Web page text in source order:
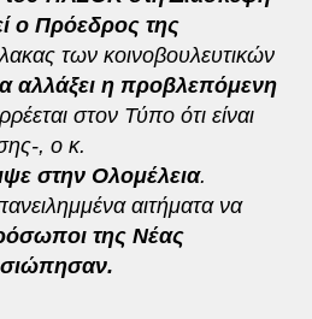
ο Πρόεδρος της
των κοινοβουλευτικών
αλλάξει η προβλεπόμενη
στον Τύπο ότι είναι
, ο κ.
στην Ολομέλεια.
αιτήματα να
της Νέας
σιώπησαν.